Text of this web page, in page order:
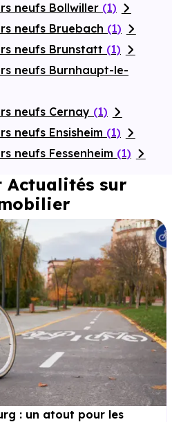
neufs Bollwiller (1)
neufs Bruebach (1)
neufs Brunstatt (1)
neufs Burnhaupt-le-
neufs Cernay (1)
neufs Ensisheim (1)
neufs Fessenheim (1)
Actualités sur
: un atout pour les